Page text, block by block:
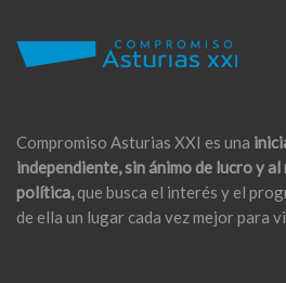
Compromiso Asturias XXI es una
independiente, sin ánimo de lucro y
política,que busca el interés y el
de ella un lugar cada vez mejor para